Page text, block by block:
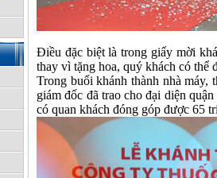
Điều đặc biệt là trong giấy mời
thay vì tặng hoa, quý khách có thể
Trong buổi khánh thành nhà máy,
giám đốc đã trao cho đại diện
có quan khách đóng góp được 65